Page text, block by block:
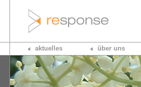
aktuelles über uns